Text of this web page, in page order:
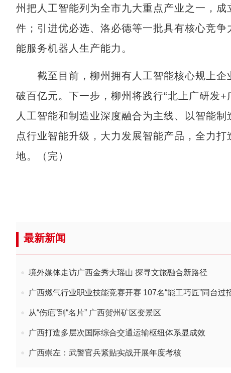
州把人工智能列为全市九大重点产业之一，
件；引进优必选、洛必德等一批具有核心竞
能服务机器人生产能力。
截至目前，柳州拥有人工智能核心规上企
破百亿元。下一步，柳州将践行“北上广研发
人工智能和制造业深度融合为主线、以智能
点行业智能升级，大力发展智能产品，全力
地。（完）
最新新闻
境外媒体走访广西金秀大瑶山 探寻文旅融合新路径
广西燃气行业职业技能竞赛开赛 107名“能工巧匠”同台过
从“伤疤”到“名片” 广西贺州矿区变景区
广西打造多层次国际综合交通运输枢纽体系显成效
广西崇左：武警官兵紧贴实战开展年度考核